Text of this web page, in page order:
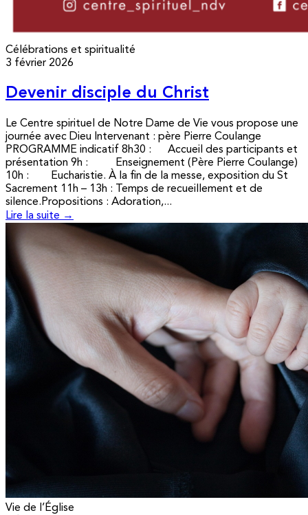
Célébrations et spiritualité
3 février 2026
Devenir disciple du Christ
Le Centre spirituel de Notre Dame de Vie vous propose une
journée avec Dieu Intervenant : père Pierre Coulange
PROGRAMME indicatif 8h30 : Accueil des participants et
présentation 9h : Enseignement (Père Pierre Coulange)
10h : Eucharistie. À la fin de la messe, exposition du St
Sacrement 11h – 13h : Temps de recueillement et de
silence.Propositions : Adoration,...
Lire la suite →
Vie de l’Église